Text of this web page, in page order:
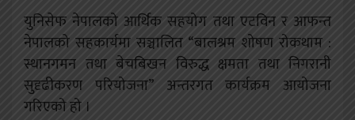
युनिसेफ नेपालको आर्थिक सहयोग तथा एटविन र आफन्त
नेपालको सहकार्यमा सञ्चालित “बालश्रम शोषण रोकथाम :
स्थानगमन तथा बेचबिखन विरुद्ध क्षमता तथा निगरानी
सुदृढीकरण परियोजना” अन्तरगत कार्यक्रम आयोजना
गरिएको हो ।